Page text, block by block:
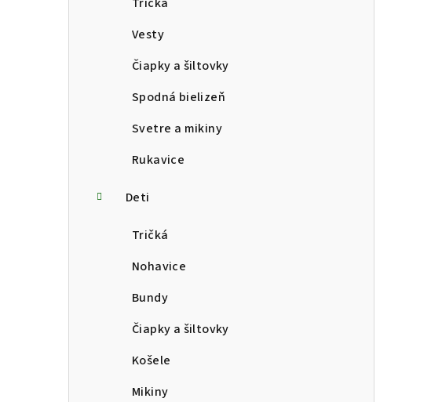
Vesty
Čiapky a šiltovky
Spodná bielizeň
Svetre a mikiny
Rukavice
Deti
Tričká
Nohavice
Bundy
Čiapky a šiltovky
Košele
Mikiny